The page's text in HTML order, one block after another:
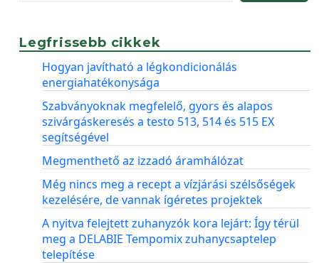
Legfrissebb cikkek
Hogyan javítható a légkondicionálás
energiahatékonysága
Szabványoknak megfelelő, gyors és alapos
szivárgáskeresés a testo 513, 514 és 515 EX
segítségével
Megmenthető az izzadó áramhálózat
Még nincs meg a recept a vízjárási szélsőségek
kezelésére, de vannak ígéretes projektek
A nyitva felejtett zuhanyzók kora lejárt: Így térül
meg a DELABIE Tempomix zuhanycsaptelep
telepítése